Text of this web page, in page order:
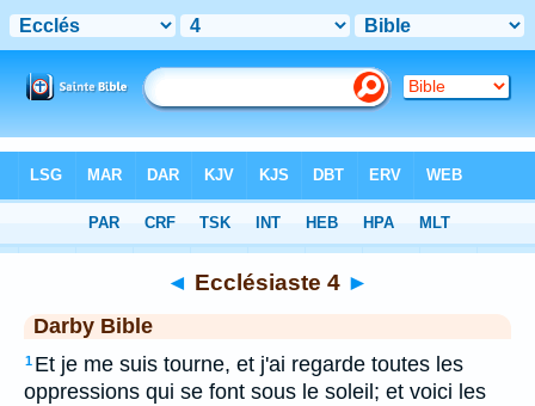
> Ecclésiaste 4
◄ Ecclésiaste 4 ►
Darby Bible
1 Et je me suis tourne, et j'ai regarde toutes les
oppressions qui se font sous le soleil; et voici les